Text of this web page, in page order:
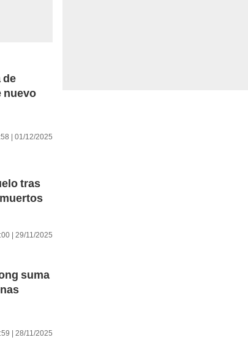
de
nuevo
| 01/12/2025
tras
| 29/11/2025
suma
| 28/11/2025